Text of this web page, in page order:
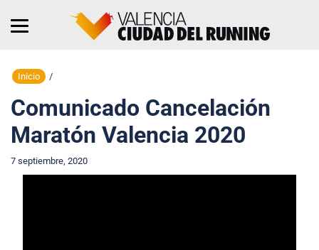
Inicio /
Comunicado Cancelación
Maratón Valencia 2020
7 septiembre, 2020